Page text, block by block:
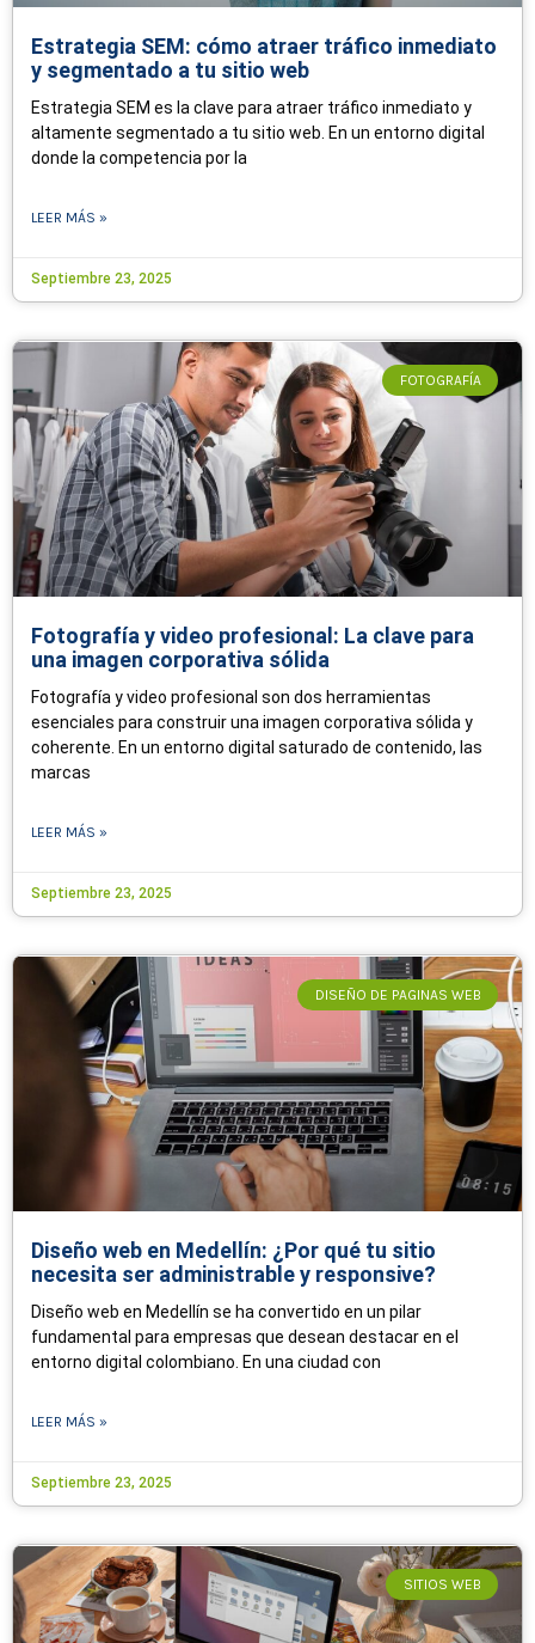
Estrategia SEM: cómo atraer tráfico inmediato
y segmentado a tu sitio web
Estrategia SEM es la clave para atraer tráfico inmediato y
altamente segmentado a tu sitio web. En un entorno digital
donde la competencia por la
LEER MÁS »
Septiembre 23, 2025
FOTOGRAFÍA
Fotografía y video profesional: La clave para
una imagen corporativa sólida
Fotografía y video profesional son dos herramientas
esenciales para construir una imagen corporativa sólida y
coherente. En un entorno digital saturado de contenido, las
marcas
LEER MÁS »
Septiembre 23, 2025
DISEÑO DE PAGINAS WEB
Diseño web en Medellín: ¿Por qué tu sitio
necesita ser administrable y responsive?
Diseño web en Medellín se ha convertido en un pilar
fundamental para empresas que desean destacar en el
entorno digital colombiano. En una ciudad con
LEER MÁS »
Septiembre 23, 2025
SITIOS WEB